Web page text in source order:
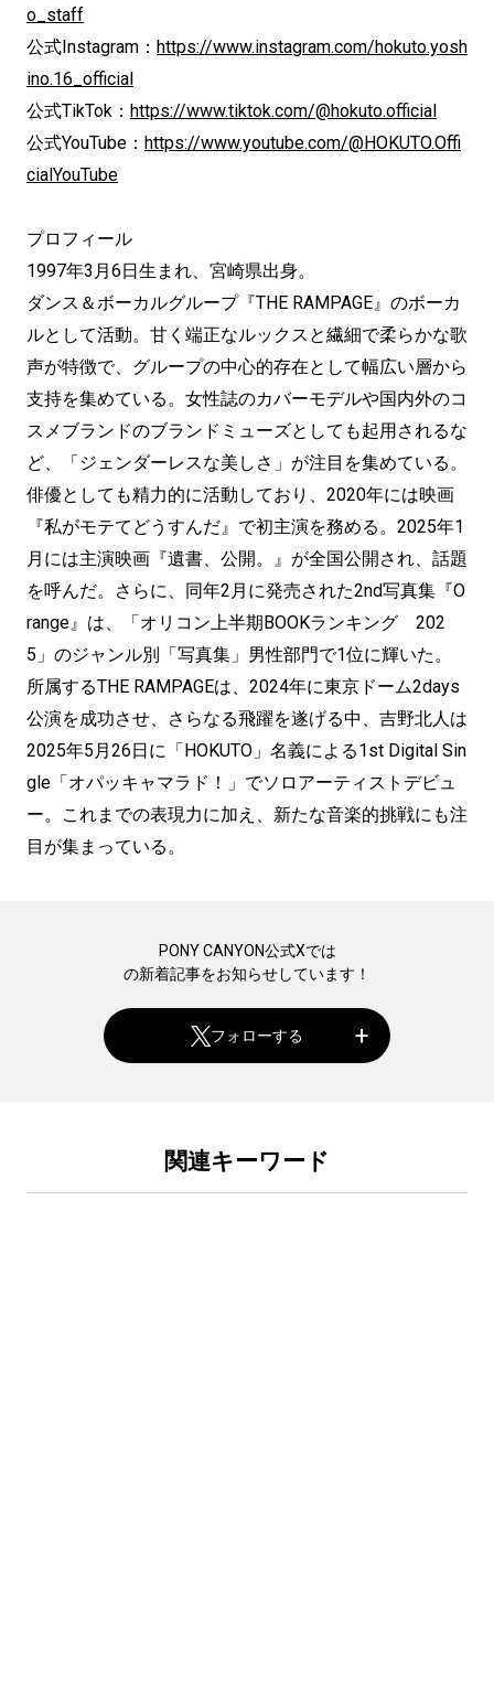
o_staff
公式Instagram： https://www.instagram.com/hokuto.yosh
ino.16_official
公式TikTok： https://www.tiktok.com/@hokuto.official
公式YouTube： https://www.youtube.com/@HOKUTO.Offi
cialYouTube
プロフィール
1997年3月6日生まれ、宮崎県出身。
ダンス＆ボーカルグループ『THE RAMPAGE』のボーカ
ルとして活動。甘く端正なルックスと繊細で柔らかな歌
声が特徴で、グループの中心的存在として幅広い層から
支持を集めている。女性誌のカバーモデルや国内外のコ
スメブランドのブランドミューズとしても起用されるな
ど、「ジェンダーレスな美しさ」が注目を集めている。
俳優としても精力的に活動しており、2020年には映画
『私がモテてどうすんだ』で初主演を務める。2025年1
月には主演映画『遺書、公開。』が全国公開され、話題
を呼んだ。さらに、同年2月に発売された2nd写真集『O
range』は、「オリコン上半期BOOKランキング 202
5」のジャンル別「写真集」男性部門で1位に輝いた。
所属するTHE RAMPAGEは、2024年に東京ドーム2days
公演を成功させ、さらなる飛躍を遂げる中、吉野北人は
2025年5月26日に「HOKUTO」名義による1st Digital Sin
gle「オパッキャマラド！」でソロアーティストデビュ
ー。これまでの表現力に加え、新たな音楽的挑戦にも注
目が集まっている。
PONY CANYON公式Xでは
の新着記事をお知らせしています！
フォローする
関連キーワード